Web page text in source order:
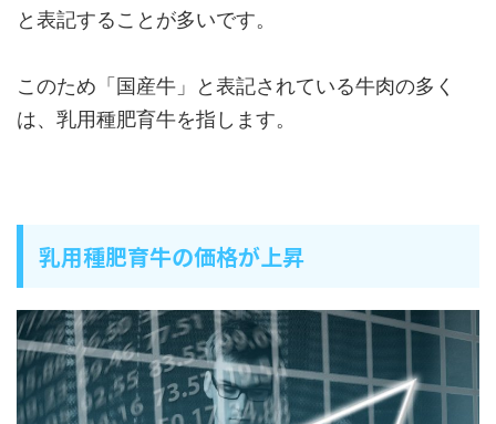
と表記することが多いです。
このため「国産牛」と表記されている牛肉の多く
は、乳用種肥育牛を指します。
乳用種肥育牛の価格が上昇